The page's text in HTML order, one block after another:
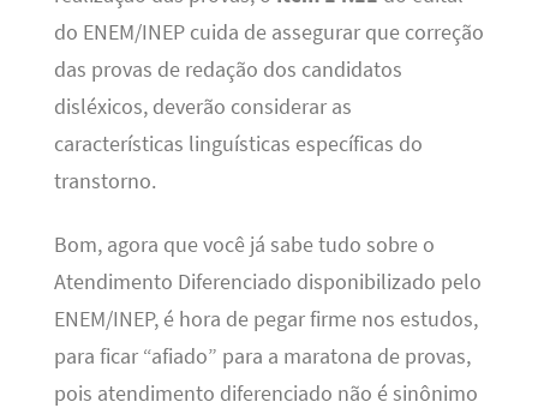
do ENEM/INEP cuida de assegurar que correção
das provas de redação dos candidatos
disléxicos, deverão considerar as
características linguísticas específicas do
transtorno.
Bom, agora que você já sabe tudo sobre o
Atendimento Diferenciado disponibilizado pelo
ENEM/INEP, é hora de pegar firme nos estudos,
para ficar “afiado” para a maratona de provas,
pois atendimento diferenciado não é sinônimo